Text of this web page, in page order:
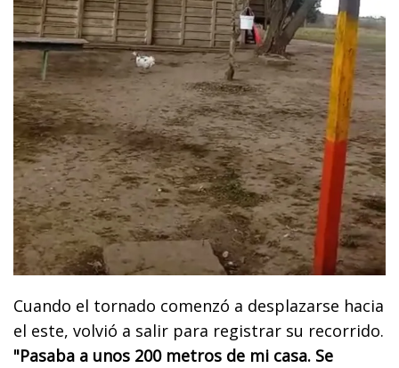
Cuando el tornado comenzó a desplazarse hacia
el este, volvió a salir para registrar su recorrido.
"Pasaba a unos 200 metros de mi casa. Se